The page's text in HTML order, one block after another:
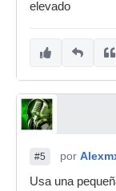
elevado
#5 por
Usa una